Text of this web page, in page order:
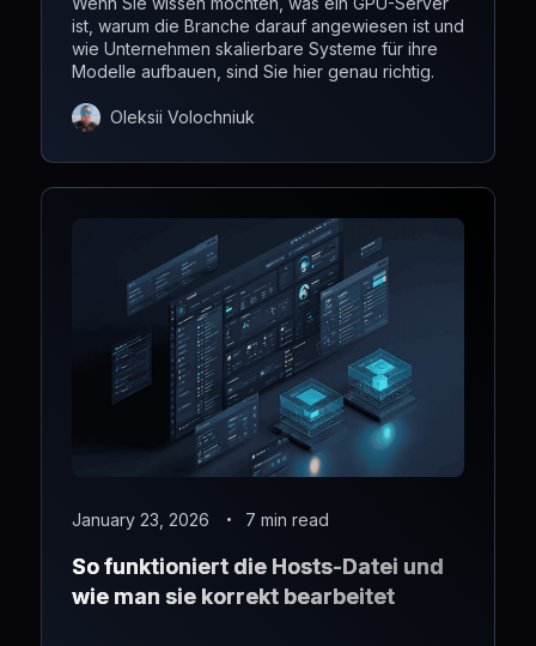
ist, warum die Branche darauf angewiesen ist und
wie Unternehmen skalierbare Systeme für ihre
Modelle aufbauen, sind Sie hier genau richtig.
Oleksii Volochniuk
January 23, 2026 7 min read
So funktioniert die Hosts-Datei und
wie man sie korrekt bearbeitet